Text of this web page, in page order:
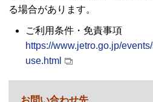
る場合があります。
ご利用条件・免責事項
https://www.jetro.go.jp/
use.html
お問い合わせ先